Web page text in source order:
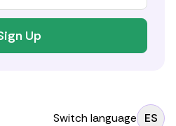
Up
Switch language ES